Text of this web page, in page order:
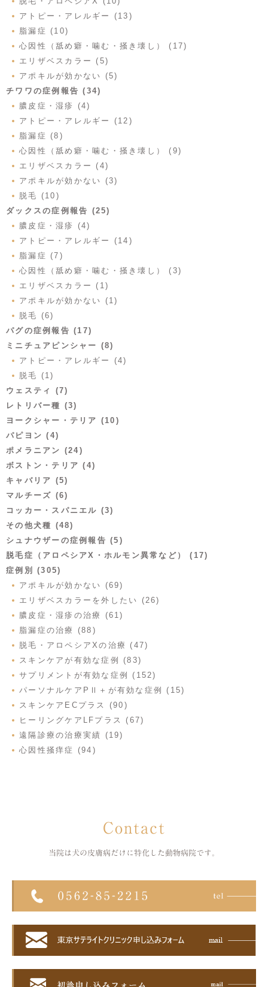
アトピー・アレルギー (13)
脂漏症 (10)
心因性（舐め癖・噛む・掻き壊し） (17)
エリザベスカラー (5)
アポキルが効かない (5)
チワワの症例報告 (34)
膿皮症・湿疹 (4)
アトピー・アレルギー (12)
脂漏症 (8)
心因性（舐め癖・噛む・掻き壊し） (9)
エリザベスカラー (4)
アポキルが効かない (3)
脱毛 (10)
ダックスの症例報告 (25)
膿皮症・湿疹 (4)
アトピー・アレルギー (14)
脂漏症 (7)
心因性（舐め癖・噛む・掻き壊し） (3)
エリザベスカラー (1)
アポキルが効かない (1)
脱毛 (6)
パグの症例報告 (17)
ミニチュアピンシャー (8)
アトピー・アレルギー (4)
脱毛 (1)
ウェスティ (7)
レトリバー種 (3)
ヨークシャー・テリア (10)
パピヨン (4)
ポメラニアン (24)
ボストン・テリア (4)
キャバリア (5)
マルチーズ (6)
コッカー・スパニエル (3)
その他犬種 (48)
シュナウザーの症例報告 (5)
脱毛症（アロペシアX・ホルモン異常など） (17)
症例別 (305)
アポキルが効かない (69)
エリザベスカラーを外したい (26)
膿皮症・湿疹の治療 (61)
脂漏症の治療 (88)
脱毛・アロペシアXの治療 (47)
スキンケアが有効な症例 (83)
サプリメントが有効な症例 (152)
パーソナルケアPⅡ＋が有効な症例 (15)
スキンケアECプラス (90)
ヒーリングケアLFプラス (67)
遠隔診療の治療実績 (19)
心因性掻痒症 (94)
Contact
当院は犬の皮膚病だけに特化した 動物病院です。